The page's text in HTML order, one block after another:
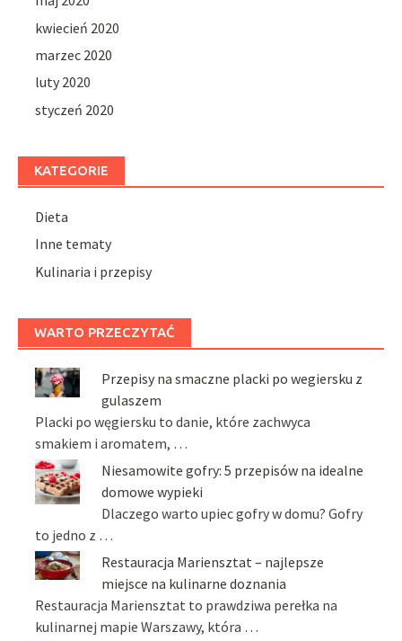
kwiecień 2020
marzec 2020
luty 2020
styczeń 2020
KATEGORIE
Dieta
Inne tematy
Kulinaria i przepisy
WARTO PRZECZYTAĆ
Przepisy na smaczne placki po wegiersku z
gulaszem
Placki po węgiersku to danie, które zachwyca
smakiem i aromatem, …
Niesamowite gofry: 5 przepisów na idealne
domowe wypieki
Dlaczego warto upiec gofry w domu? Gofry
to jedno z …
Restauracja Mariensztat – najlepsze
miejsce na kulinarne doznania
Restauracja Mariensztat to prawdziwa perełka na
kulinarnej mapie Warszawy, która …